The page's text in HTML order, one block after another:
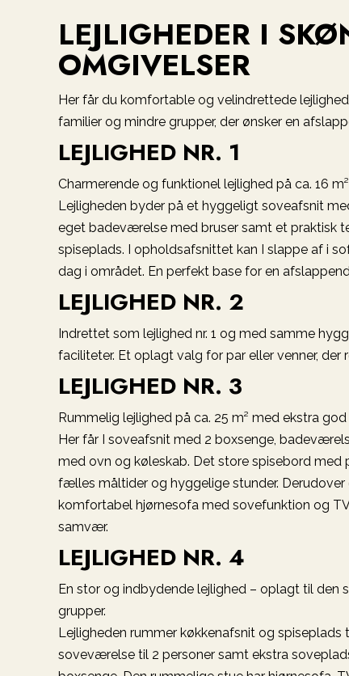
LEJLIGHEDER I
OMGIVELSER
Her får du komfortable og velindrettede
familier og mindre grupper, der ønsker en
LEJLIGHED NR. 1
Charmerende og funktionel lejlighed på ca. 16
Lejligheden byder på et hyggeligt soveafsnit
eget badeværelse med bruser samt et praktisk
spiseplads. I opholdsafsnittet kan I slappe af i
dag i området. En perfekt base for en
LEJLIGHED NR. 2
Indrettet som lejlighed nr. 1 og med samme
faciliteter. Et oplagt valg for par eller venner, der
LEJLIGHED NR. 3
Rummelig lejlighed på ca. 25 m² med ekstra
Her får I soveafsnit med 2 boxsenge,
med ovn og køleskab. Det store spisebord med
fælles måltider og hyggelige stunder.
komfortabel hjørnesofa med sovefunktion og
samvær.
LEJLIGHED NR. 4
En stor og indbydende lejlighed – oplagt til den
grupper.
Lejligheden rummer køkkenafsnit og spiseplads
soveværelse til 2 personer samt ekstra